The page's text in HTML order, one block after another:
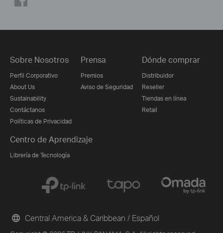
Sobre Nosotros
Perfil Corporativo
About Us
Sustainability
Contáctanos
Políticas de Privacidad
Prensa
Premios
Aviso de Seguridad
Dónde comprar
Distribuidor
Reseller
Tiendas en línea
Retail
Centro de Aprendizaje
Librería de Tecnología
Central America & Caribbean / Español